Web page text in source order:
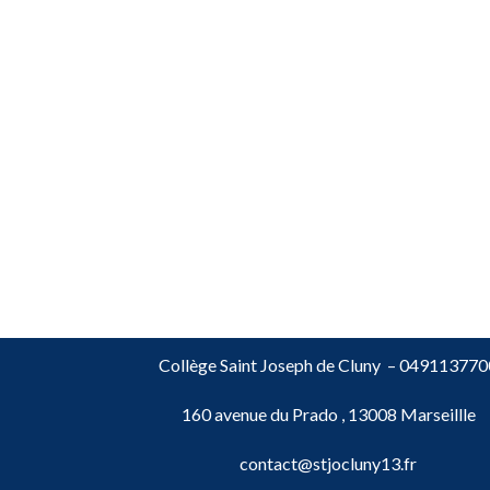
Collège Saint Joseph de Cluny –
160 avenue du Prado , 13008 Marseillle
contact@stjocluny13.fr